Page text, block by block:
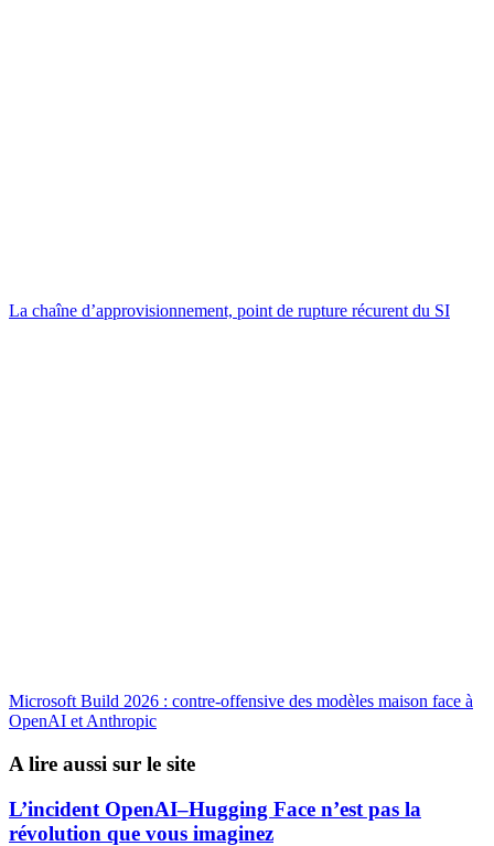
La chaîne d’approvisionnement, point de rupture récurent du SI
Microsoft Build 2026 : contre-offensive des modèles maison face à
OpenAI et Anthropic
A lire aussi sur le site
L’incident OpenAI–Hugging Face n’est pas la
révolution que vous imaginez